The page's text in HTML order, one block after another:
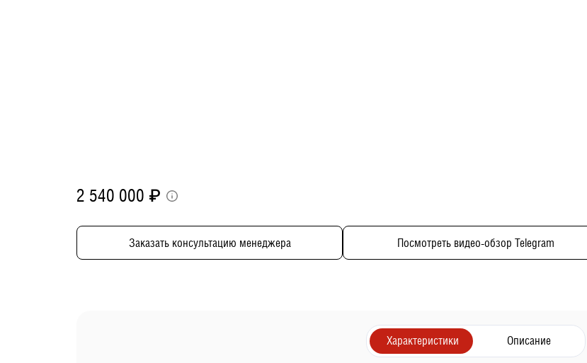
2 540 000 ₽
Заказать консультацию менеджера Посмотреть видео-обзор Telegram
Характеристики Описание